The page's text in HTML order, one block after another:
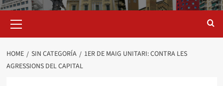
HOME SIN CATEGORÍA
1ER DE MAIG UNITARI: CONTRA LES
AGRESSIONS DEL CAPITAL